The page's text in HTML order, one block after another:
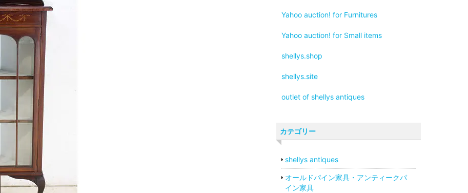
Yahoo auction! for Furnitures
Yahoo auction! for Small items
shellys.shop
shellys.site
outlet of shellys antiques
カテゴリー
shellys antiques
オールドパイン家具・アンティークパ
イン家具